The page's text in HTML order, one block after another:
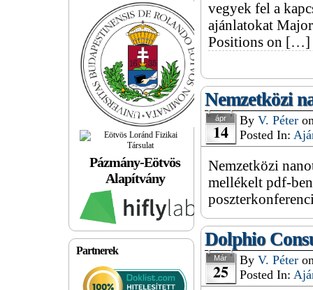
Pázmány-Eötvös
Alapítvány
Partnerek
vegyek fel a
ajánlatokat
Positions on […]
Nemzetközi
ápr
14 ByV. Péter
Posted In:
Nemzetközi
mellékelt pdf-
Dolphio
Már
25 ByV. Péter
Posted In: